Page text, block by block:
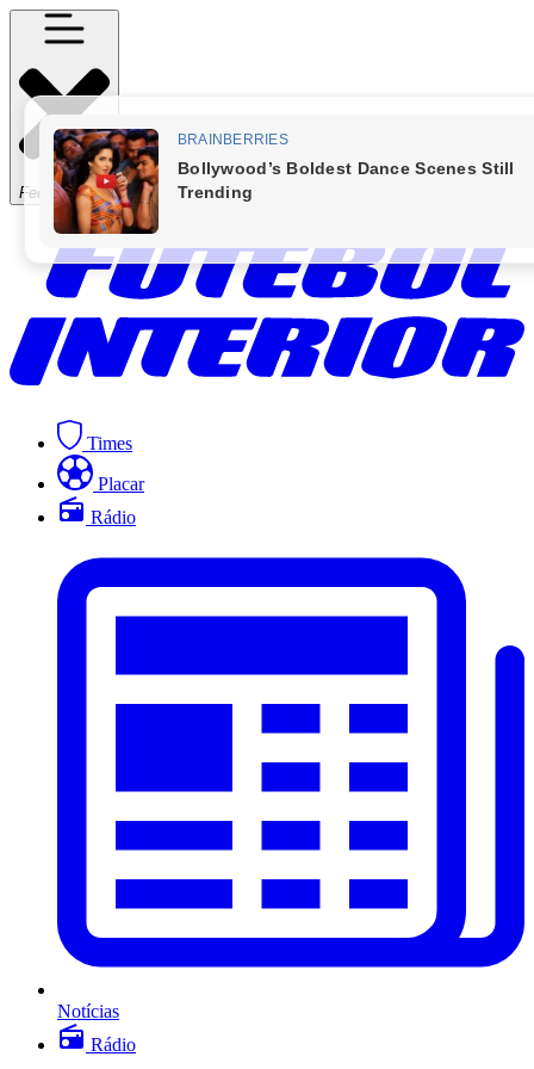
Fechar Menu
Times
Placar
Rádio
Notícias
Rádio